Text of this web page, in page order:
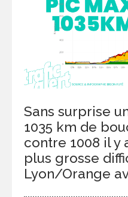
Sans surprise
1035 km de
contre 1008 il y
plus grosse
Lyon/Orange